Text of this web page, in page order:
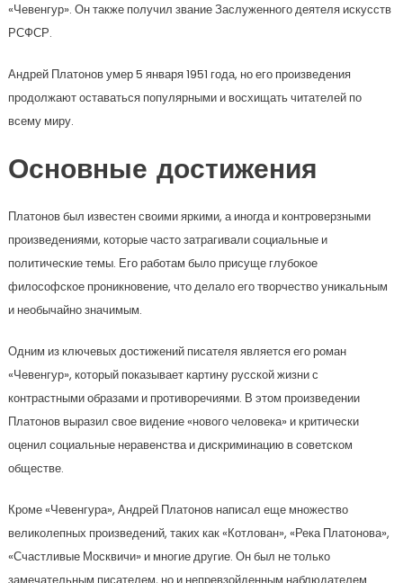
«Чевенгур». Он также получил звание Заслуженного деятеля искусств
РСФСР.
Андрей Платонов умер 5 января 1951 года, но его произведения
продолжают оставаться популярными и восхищать читателей по
всему миру.
Основные достижения
Платонов был известен своими яркими, а иногда и контроверзными
произведениями, которые часто затрагивали социальные и
политические темы. Его работам было присуще глубокое
философское проникновение, что делало его творчество уникальным
и необычайно значимым.
Одним из ключевых достижений писателя является его роман
«Чевенгур», который показывает картину русской жизни с
контрастными образами и противоречиями. В этом произведении
Платонов выразил свое видение «нового человека» и критически
оценил социальные неравенства и дискриминацию в советском
обществе.
Кроме «Чевенгура», Андрей Платонов написал еще множество
великолепных произведений, таких как «Котлован», «Река Платонова»,
«Счастливые Москвичи» и многие другие. Он был не только